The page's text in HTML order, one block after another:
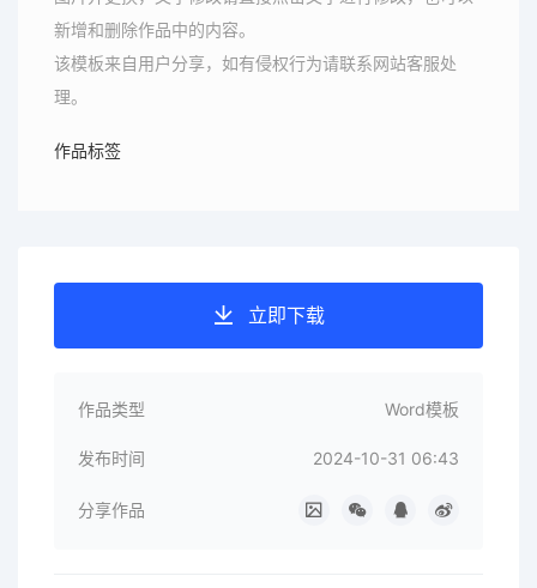
新增和删除作品中的内容。
该模板来自用户分享，如有侵权行为请联系网站客服处
理。
作品标签
立即下载
作品类型 Word模板
发布时间 2024-10-31 06:43
分享作品